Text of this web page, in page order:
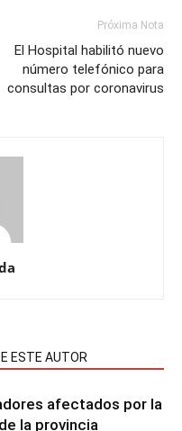
Próxima Nota
El Hospital habilitó nuevo
número telefónico para
consultas por coronavirus
ESTE AUTOR
afectados por la
la provincia